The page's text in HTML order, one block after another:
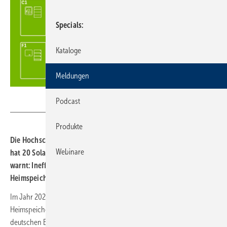
Die Hochschule für Technik und Wirtschaft Berlin (HTW Berlin)
hat 20 Solarstromspeicher von 14 Herstellern bewertet und
warnt: Ineffiziente Wechselrichter schmälern den Nutzen von
Heimspeichersystemen drastisch.
Im Jahr 2023 hat sich der Markt für Photovoltaik-Anlagen und
Heimspeicher mehr als verdoppelt: Statistisch wurde auf rund 4 % der
deutschen Ein- und Zweifamilienhäuser im Jahr 2023 eine neue PV-
Specials
Kataloge
Meldungen
Podcast
Produkte
Webinare